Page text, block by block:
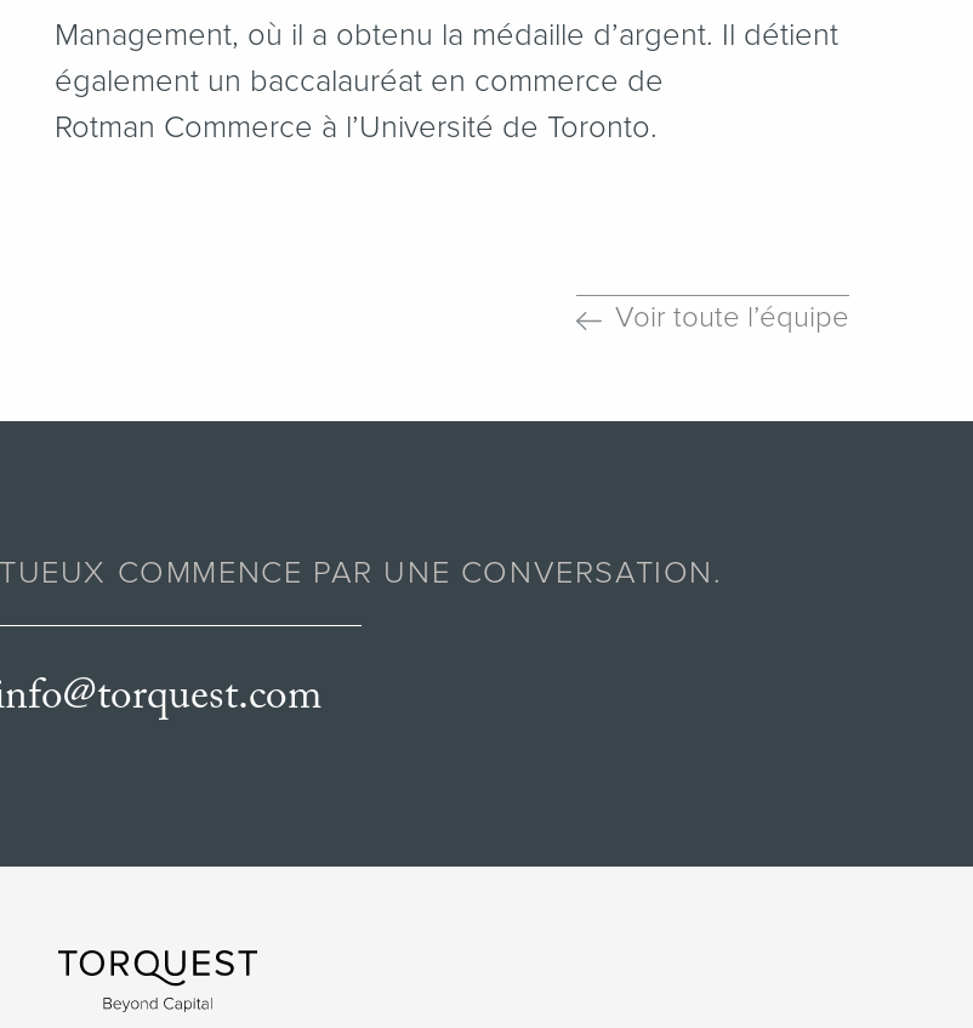
Management, où il a obtenu la médaille d’argent. Il détient
également un baccalauréat en commerce de
Rotman Commerce à l’Université de Toronto.
Voir toute l’équipe
COMMENCE PAR UNE CONVERSATION.